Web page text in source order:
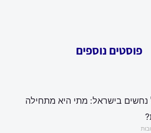
פוסטים נוספים
נחשים בישראל: מתי היא מתחילה